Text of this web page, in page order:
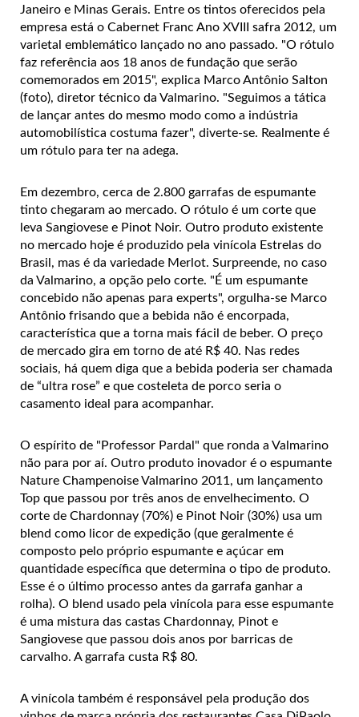
Janeiro e Minas Gerais. Entre os tintos oferecidos pela
empresa está o Cabernet Franc Ano XVIII safra 2012, um
varietal emblemático lançado no ano passado. "O rótulo
faz referência aos 18 anos de fundação que serão
comemorados em 2015", explica Marco Antônio Salton
(foto), diretor técnico da Valmarino. "Seguimos a tática
de lançar antes do mesmo modo como a indústria
automobilística costuma fazer", diverte-se. Realmente é
um rótulo para ter na adega.
Em dezembro, cerca de 2.800 garrafas de espumante
tinto chegaram ao mercado. O rótulo é um corte que
leva Sangiovese e Pinot Noir. Outro produto existente
no mercado hoje é produzido pela vinícola Estrelas do
Brasil, mas é da variedade Merlot. Surpreende, no caso
da Valmarino, a opção pelo corte. "É um espumante
concebido não apenas para experts", orgulha-se Marco
Antônio frisando que a bebida não é encorpada,
característica que a torna mais fácil de beber. O preço
de mercado gira em torno de até R$ 40. Nas redes
sociais, há quem diga que a bebida poderia ser chamada
de “ultra rose” e que costeleta de porco seria o
casamento ideal para acompanhar.
O espírito de "Professor Pardal" que ronda a Valmarino
não para por aí. Outro produto inovador é o espumante
Nature Champenoise Valmarino 2011, um lançamento
Top que passou por três anos de envelhecimento. O
corte de Chardonnay (70%) e Pinot Noir (30%) usa um
blend como licor de expedição (que geralmente é
composto pelo próprio espumante e açúcar em
quantidade específica que determina o tipo de produto.
Esse é o último processo antes da garrafa ganhar a
rolha). O blend usado pela vinícola para esse espumante
é uma mistura das castas Chardonnay, Pinot e
Sangiovese que passou dois anos por barricas de
carvalho. A garrafa custa R$ 80.
A vinícola também é responsável pela produção dos